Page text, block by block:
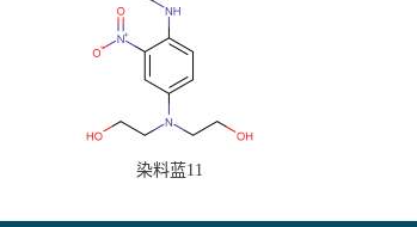
染料蓝11